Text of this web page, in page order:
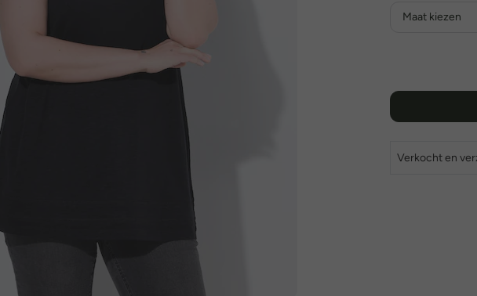
Maat kiezen
Verkocht en